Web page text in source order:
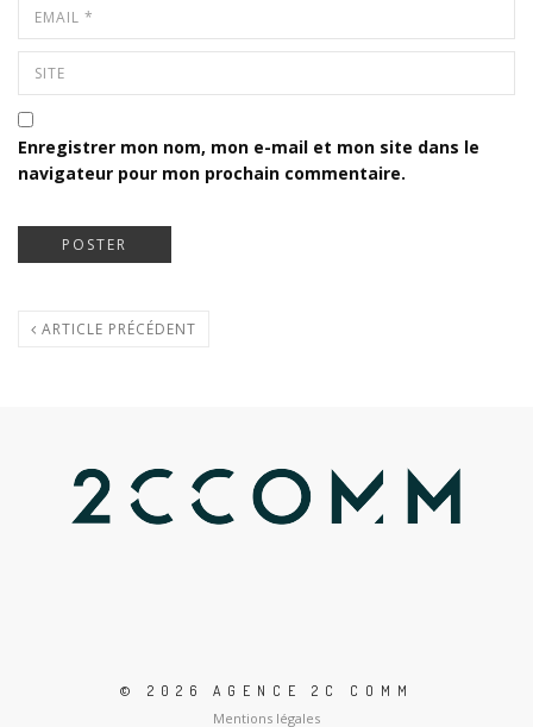
Enregistrer mon nom, mon e-mail et mon site dans le
navigateur pour mon prochain commentaire.
ARTICLE PRÉCÉDENT
© 2026 AGENCE 2C COMM
Mentions légales